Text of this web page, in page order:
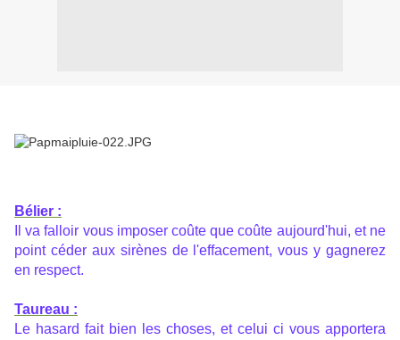
Bélier :
Il va falloir vous imposer coûte que coûte aujourd'hui, et ne
point céder aux sirènes de l'effacement, vous y gagnerez
en respect.
Taureau :
Le hasard fait bien les choses, et celui ci vous apportera